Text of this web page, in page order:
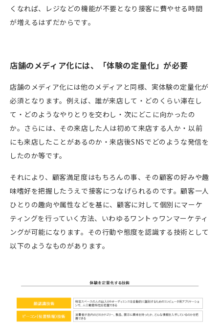
くなれば、レジなどの機能が不要となり接客に費やせる時間
が増えるはずだからです。
店舗のメディア化には、「体験の定量化」が必要
店舗のメディア化には他のメディアと同様、実体験の定量化が
必須となります。例えば、誰が来店して・どのくらい滞在し
て・どのようなやりとりを交わし・次にどこに向かったの
か。さらには、その来店した人は初めて来店する人か・以前
にも来店したことがあるのか・来店後SNSでどのような発信を
したのか等です。
それにより、顧客満足度はもちろんの事、その顧客の好みや趣
味嗜好を把握したうえで接客につなげられるのです。顧客一人
ひとりの趣向や属性などを基に、顧客に対して個別にマーケ
ティングを行っていく方法、いわゆるワントゥワンマーケティ
ングが可能になります。その行動や態度を認識する技術として
以下のようなものがあります。